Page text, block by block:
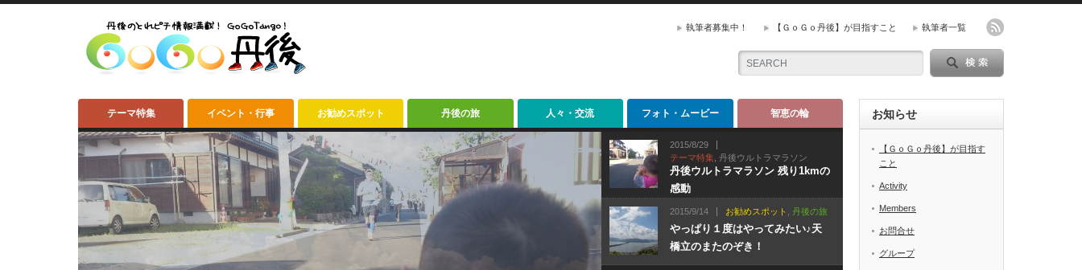
執筆者募集中！ 【ＧｏＧｏ丹後】が目指すこと 執筆者一覧
テーマ特集 イベント・行事 お勧めスポット 丹後の旅 人々・交流 フォト・ムービー 智恵の輪
2015/8/29
テーマ特集 丹後ウルトラマラソン
丹後ウルトラマラソン 残り1kmの
感動
2015/9/14 お勧めスポット 丹後の旅
やっぱり１度はやってみたい♪天
橋立のまたのぞき！
お知らせ
【ＧｏＧｏ丹後】が目指す
こと
Activity
Members
お問合せ
グループ